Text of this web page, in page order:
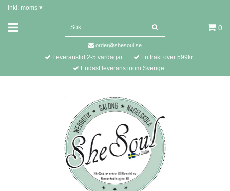
Inkl. moms ▾
0
order@shesoul.se
Leveranstid 2-5 vardagar
Fri frakt över 599kr
Endast leverans inom Sverige